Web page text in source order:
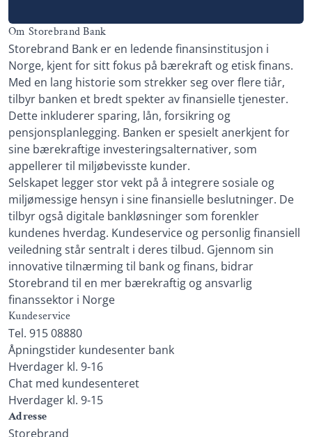
Om Storebrand Bank
Storebrand Bank er en ledende finansinstitusjon i
Norge, kjent for sitt fokus på bærekraft og etisk finans.
Med en lang historie som strekker seg over flere tiår,
tilbyr banken et bredt spekter av finansielle tjenester.
Dette inkluderer sparing, lån, forsikring og
pensjonsplanlegging. Banken er spesielt anerkjent for
sine bærekraftige investeringsalternativer, som
appellerer til miljøbevisste kunder.
Selskapet legger stor vekt på å integrere sosiale og
miljømessige hensyn i sine finansielle beslutninger. De
tilbyr også digitale bankløsninger som forenkler
kundenes hverdag. Kundeservice og personlig finansiell
veiledning står sentralt i deres tilbud. Gjennom sin
innovative tilnærming til bank og finans, bidrar
Storebrand til en mer bærekraftig og ansvarlig
finanssektor i Norge
Kundeservice
Tel. 915 08880
Åpningstider kundesenter bank
Hverdager kl. 9-16
Chat med kundesenteret
Hverdager kl. 9-15
Adresse
Storebrand